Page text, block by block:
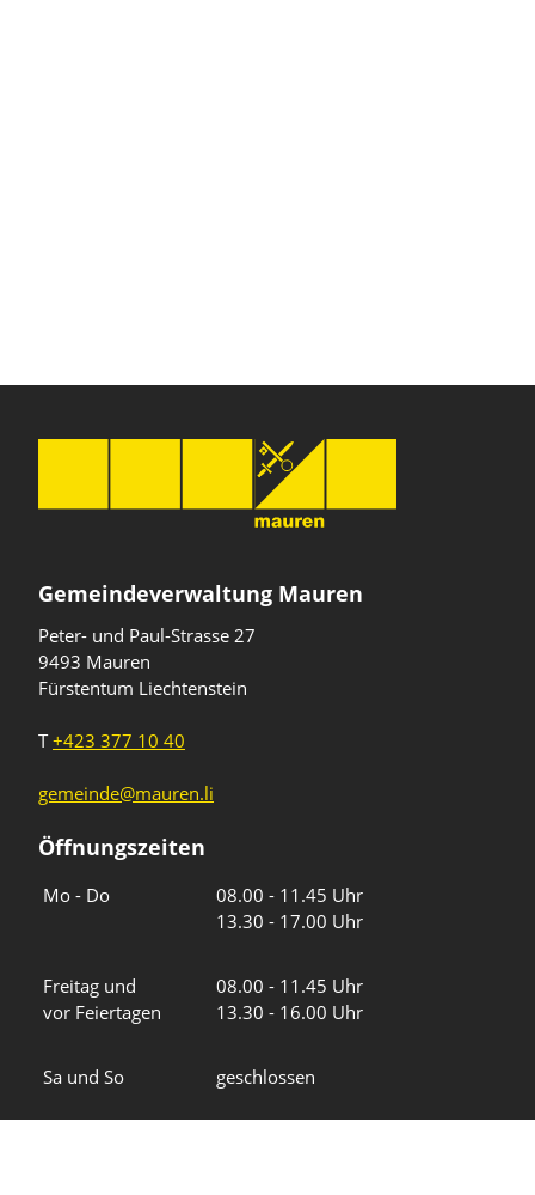
Gemeindeverwaltung Mauren
Peter- und Paul-Strasse 27
9493 Mauren
Fürstentum Liechtenstein
T+423 377 10 40
gemeinde@mauren.li
Öffnungszeiten
Mo - Do
08.00 - 11.45 Uhr
13.30 - 17.00 Uhr
Freitag und
vor Feiertagen
08.00 - 11.45 Uhr
13.30 - 16.00 Uhr
Sa und So geschlossen